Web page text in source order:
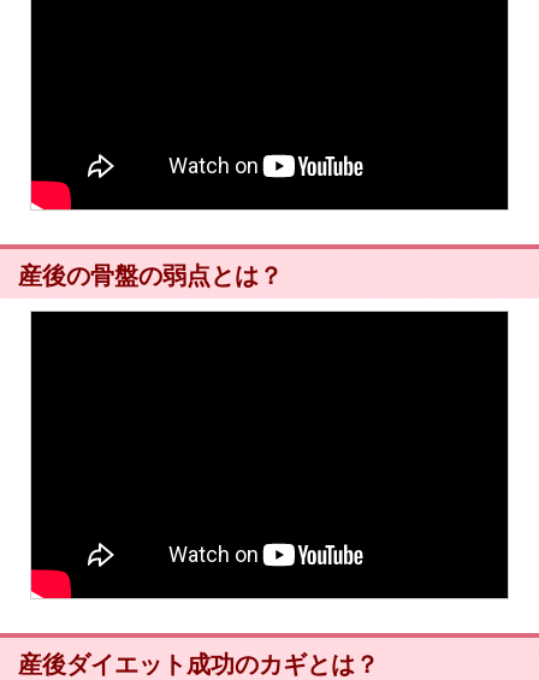
産後の骨盤の弱点とは？
産後ダイエット成功のカギとは？